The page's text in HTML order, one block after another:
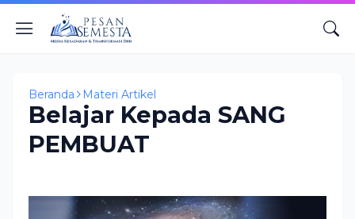
Beranda Materi Artikel
Belajar Kepada SANG
PEMBUAT